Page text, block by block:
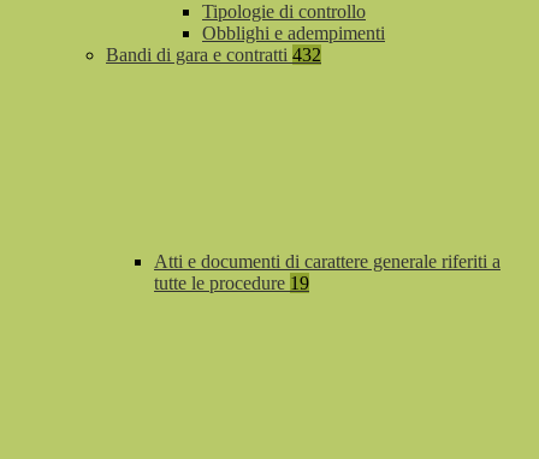
Tipologie di controllo
Obblighi e adempimenti
Bandi di gara e contratti 432
Atti e documenti di carattere generale riferiti a
tutte le procedure 19